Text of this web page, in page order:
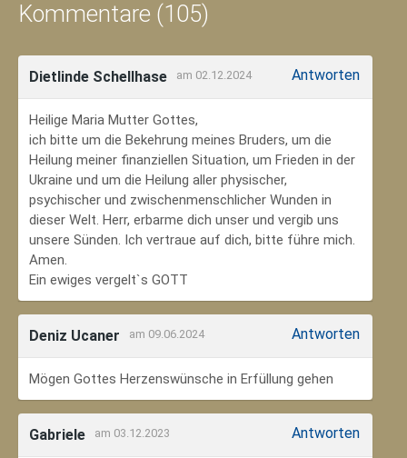
Kommentare (105)
Dietlinde Schellhase am 02.12.2024 Antworten
Heilige Maria Mutter Gottes,
ich bitte um die Bekehrung meines Bruders, um die
Heilung meiner finanziellen Situation, um Frieden in der
Ukraine und um die Heilung aller physischer,
psychischer und zwischenmenschlicher Wunden in
dieser Welt. Herr, erbarme dich unser und vergib uns
unsere Sünden. Ich vertraue auf dich, bitte führe mich.
Amen.
Ein ewiges vergelt`s GOTT
Deniz Ucaner am 09.06.2024 Antworten
Mögen Gottes Herzenswünsche in Erfüllung gehen
Gabriele am 03.12.2023 Antworten